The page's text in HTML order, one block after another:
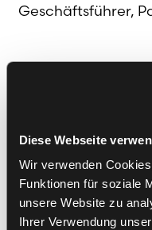
Diese Webseite
Wir verwenden
Funktionen für soziale
unsere Website zu
Ihrer Verwendung
Geschäftsführer,
Das Wissen
Unternehmen
Hidden
Wissenslücken.